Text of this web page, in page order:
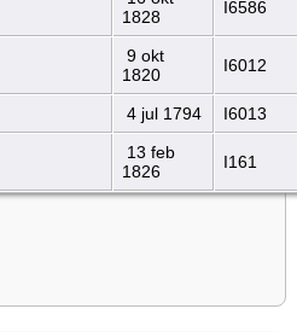
1828
I6586
9 okt
1820
I6012
4 jul 1794 I6013
13 feb
1826
I161